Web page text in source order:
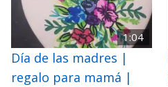
1:04
Día de las madres |
regalo para mamá |